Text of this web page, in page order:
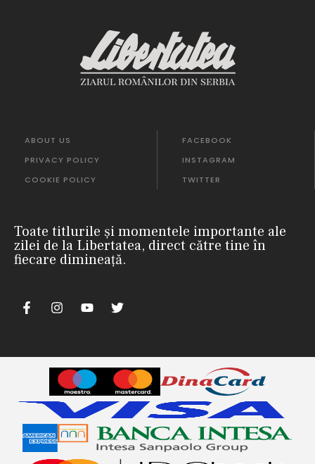
ABOUT US
PRIVACY POLICY
COOKIE POLICY
FACEBOOK
INSTAGRAM
TWITTER
Toate titlurile și momentele importante ale
zilei de la Libertatea, direct către tine în
fiecare dimineață.